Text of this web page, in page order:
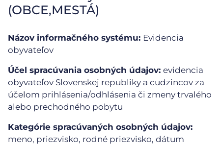
(OBCE,MESTÁ)
Názov informačného systému: Evidencia
obyvateľov
Účel spracúvania osobných údajov: evidencia
obyvateľov Slovenskej republiky a cudzincov za
účelom prihlásenia/odhlásenia či zmeny trvalého
alebo prechodného pobytu
Kategórie spracúvaných osobných údajov:
meno, priezvisko, rodné priezvisko, dátum